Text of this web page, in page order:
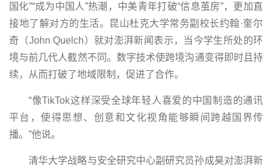
国化”“成为中国人”热潮，中美青年打破“信息茧房”，更加直
接地了解对方的生活。昆山杜克大学常务副校长约翰·奎尔
奇（John Quelch）就对澎湃新闻表示，当今学生所处的环
境与前几代人截然不同。数字技术使跨境沟通变得即时且持
续，从而打破了地域限制，促进了合作。
“像TikTok这样深受全球年轻人喜爱的中国制造的通讯
平台，使得思想、创意和文化视角能够瞬间跨越国界传
播。”他说。
清华大学战略与安全研究中心副研究员孙成昊对澎湃新